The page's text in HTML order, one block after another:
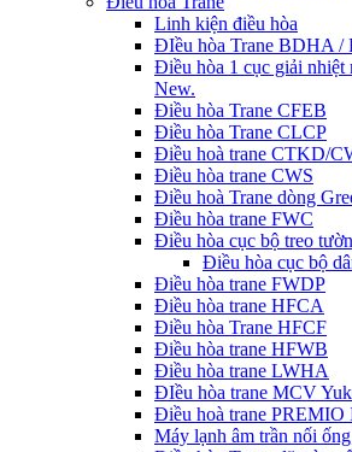
Linh kiện điều hòa
ĐIều hòa Trane BDHA /
Điều hòa 1 cục giải
New.
Điều hòa Trane CFEB
Điều hòa Trane CLCP
Điều hoà trane CTKD/
Điều hòa trane CWS
Điều hoà Trane dòng
Điều hòa trane FWC
Điều hòa cục bộ treo
Điều hòa cục bộ
Điều hòa trane FWDP
Điều hòa trane HFCA
Điều hòa Trane HFCF
Điều hòa trane HFWB
Điều hòa trane LWHA
ĐIều hòa trane MCV
Điều hoà trane PREMIO
Máy lạnh âm trần nối